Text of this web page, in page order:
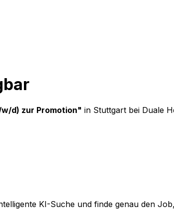
d) zur Promotion" in Stuttgart bei Duale
KI-Suche und finde genau den